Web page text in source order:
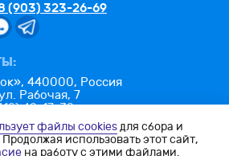
(903) 323-26-69
440000, Россия
Рабочая, 7
49-17-32
49-26-25
penza.ru
файлы cookiesдля сбора и
использовать этот сайт,
на работу с этими файлами.